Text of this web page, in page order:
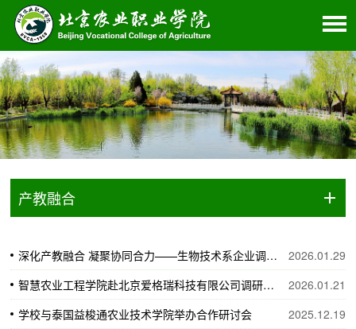
产教融合
2026.01.29
深化产教融合 凝聚协同合力——生物技术系企业调研为学校发展注入新动能
2026.01.21
智慧农业工程学院赴北京爱格瑞科技有限公司调研交流并签署合作协议
2025.12.19
学校与泰国益梭通农业技术学院举办合作研讨会